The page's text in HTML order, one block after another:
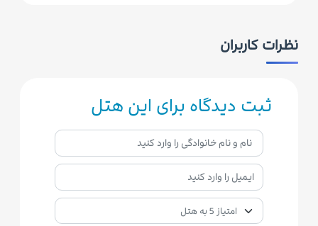
نظرات کاربران
ثبت دیدگاه برای این هتل